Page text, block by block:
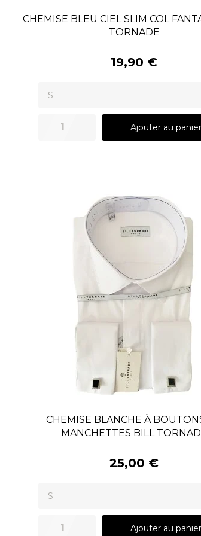
CHEMISE BLEU CIEL SLIM COL
TORNADE
19,90 €
Ajouter au panier
CHEMISE BLANCHE À
MANCHETTES BILL
25,00 €
Ajouter au panier